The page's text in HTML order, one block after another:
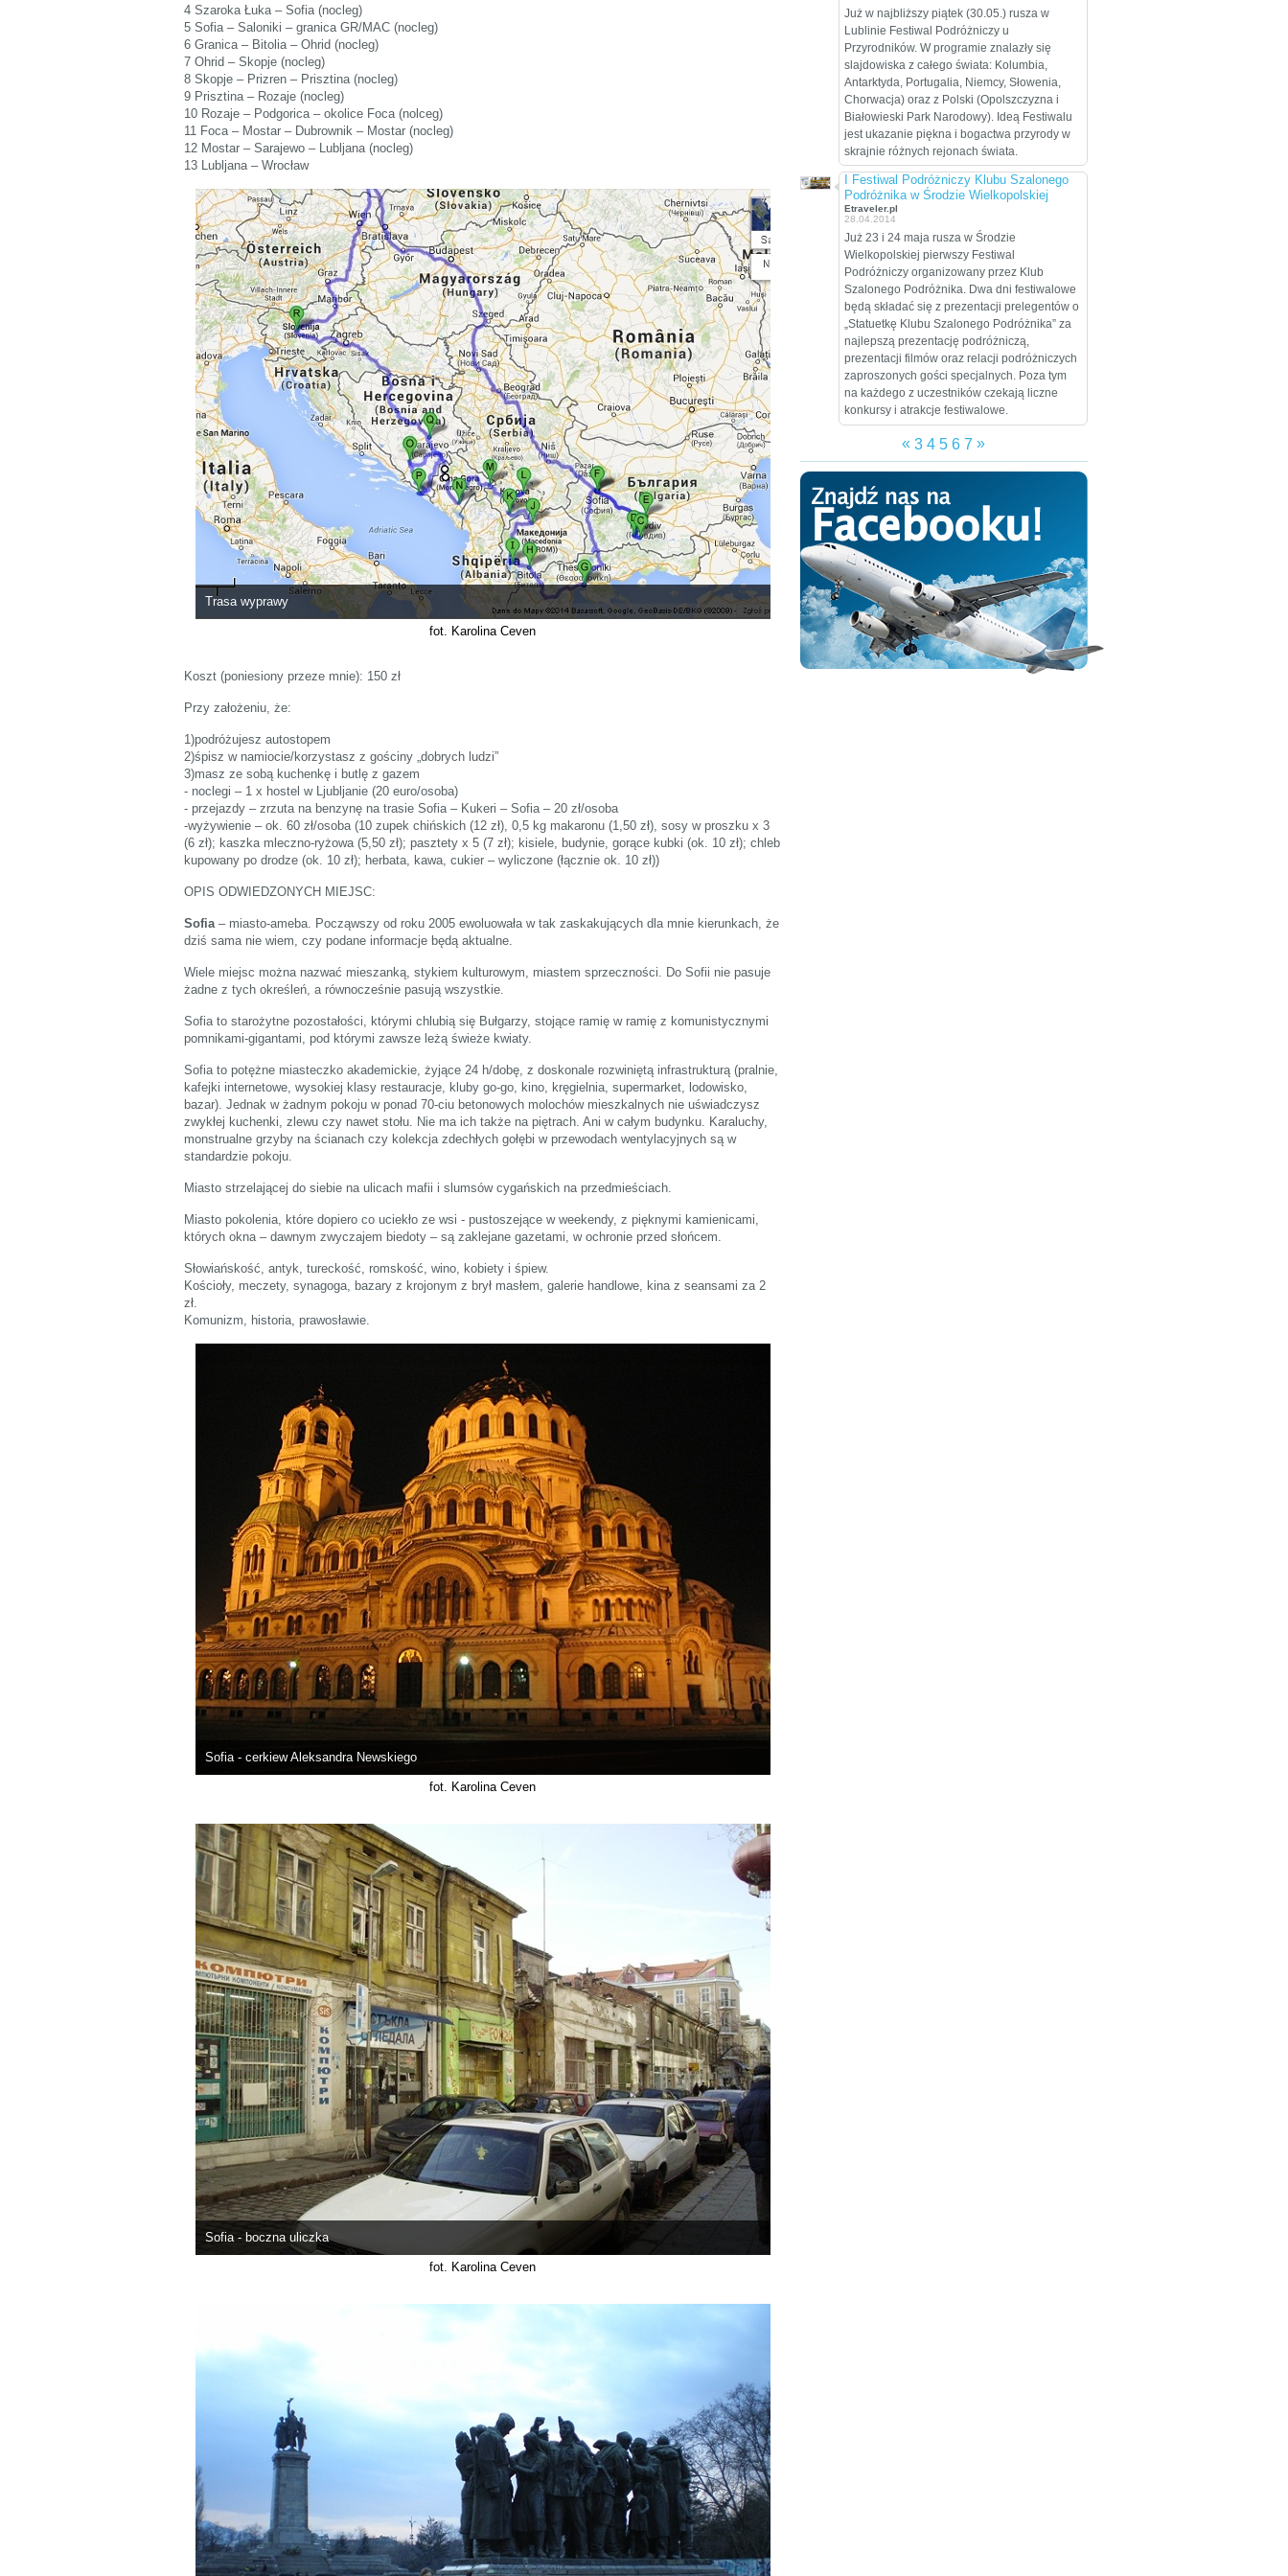
4 Szaroka Łuka – Sofia (nocleg)
5 Sofia – Saloniki – granica GR/MAC (nocleg)
6 Granica – Bitolia – Ohrid (nocleg)
7 Ohrid – Skopje (nocleg)
8 Skopje – Prizren – Prisztina (nocleg)
9 Prisztina – Rozaje (nocleg)
10 Rozaje – Podgorica – okolice Foca (nolceg)
11 Foca – Mostar – Dubrownik – Mostar (nocleg)
12 Mostar – Sarajewo – Lubljana (nocleg)
13 Lubljana – Wrocław
Trasa wyprawy
fot. Karolina Ceven
Koszt (poniesiony przeze mnie): 150 zł
Przy założeniu, że:
1)podróżujesz autostopem
2)śpisz w namiocie/korzystasz z gościny „dobrych ludzi”
3)masz ze sobą kuchenkę i butlę z gazem
- noclegi – 1 x hostel w Ljubljanie (20 euro/osoba)
- przejazdy – zrzuta na benzynę na trasie Sofia – Kukeri – Sofia – 20 zł/osoba
-wyżywienie – ok. 60 zł/osoba (10 zupek chińskich (12 zł), 0,5 kg makaronu (1,50 zł), sosy w proszku x 3
(6 zł); kaszka mleczno-ryżowa (5,50 zł); pasztety x 5 (7 zł); kisiele, budynie, gorące kubki (ok. 10 zł); chleb
kupowany po drodze (ok. 10 zł); herbata, kawa, cukier – wyliczone (łącznie ok. 10 zł))
OPIS ODWIEDZONYCH MIEJSC:
Sofia – miasto-ameba. Począwszy od roku 2005 ewoluowała w tak zaskakujących dla mnie kierunkach, że
dziś sama nie wiem, czy podane informacje będą aktualne.
Wiele miejsc można nazwać mieszanką, stykiem kulturowym, miastem sprzeczności. Do Sofii nie pasuje
żadne z tych określeń, a równocześnie pasują wszystkie.
Sofia to starożytne pozostałości, którymi chlubią się Bułgarzy, stojące ramię w ramię z komunistycznymi
pomnikami-gigantami, pod którymi zawsze leżą świeże kwiaty.
Sofia to potężne miasteczko akademickie, żyjące 24 h/dobę, z doskonale rozwiniętą infrastrukturą (pralnie,
kafejki internetowe, wysokiej klasy restauracje, kluby go-go, kino, kręgielnia, supermarket, lodowisko,
bazar). Jednak w żadnym pokoju w ponad 70-ciu betonowych molochów mieszkalnych nie uświadczysz
zwykłej kuchenki, zlewu czy nawet stołu. Nie ma ich także na piętrach. Ani w całym budynku. Karaluchy,
monstrualne grzyby na ścianach czy kolekcja zdechłych gołębi w przewodach wentylacyjnych są w
standardzie pokoju.
Miasto strzelającej do siebie na ulicach mafii i slumsów cygańskich na przedmieściach.
Miasto pokolenia, które dopiero co uciekło ze wsi - pustoszejące w weekendy, z pięknymi kamienicami,
których okna – dawnym zwyczajem biedoty – są zaklejane gazetami, w ochronie przed słońcem.
Słowiańskość, antyk, tureckość, romskość, wino, kobiety i śpiew.
Kościoły, meczety, synagoga, bazary z krojonym z brył masłem, galerie handlowe, kina z seansami za 2
zł.
Komunizm, historia, prawosławie.
Sofia - cerkiew Aleksandra Newskiego
fot. Karolina Ceven
Sofia - boczna uliczka
fot. Karolina Ceven
celem są Stany
Zjednoczone, które
zamierzają przejechać
wzdłuż i wszerz w
trakcie dwumiesięcznej
eskapady.
Już w najbliższy piątek (30.05.) rusza w
Lublinie Festiwal Podróżniczy u
Przyrodników. W programie znalazły się
slajdowiska z całego świata: Kolumbia,
Antarktyda, Portugalia, Niemcy, Słowenia,
Chorwacja) oraz z Polski (Opolszczyzna i
Białowieski Park Narodowy). Ideą Festiwalu
jest ukazanie piękna i bogactwa przyrody w
skrajnie różnych rejonach świata.
I Festiwal Podróżniczy Klubu Szalonego
Podróżnika w Środzie Wielkopolskiej
Etraveler.pl
28.04.2014
Już 23 i 24 maja rusza w Środzie
Wielkopolskiej pierwszy Festiwal
Podróżniczy organizowany przez Klub
Szalonego Podróżnika. Dwa dni festiwalowe
będą składać się z prezentacji prelegentów o
„Statuetkę Klubu Szalonego Podróżnika” za
najlepszą prezentację podróżniczą,
prezentacji filmów oraz relacji podróżniczych
zaproszonych gości specjalnych. Poza tym
na każdego z uczestników czekają liczne
konkursy i atrakcje festiwalowe.
« 3 4 5 6 7 »